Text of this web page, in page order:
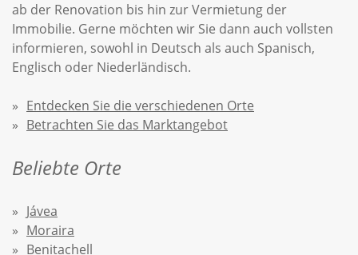
ab der Renovation bis hin zur Vermietung der
Immobilie. Gerne möchten wir Sie dann auch vollsten
informieren, sowohl in Deutsch als auch Spanisch,
Englisch oder Niederländisch.
Entdecken Sie die verschiedenen Orte
Betrachten Sie das Marktangebot
Beliebte Orte
Jávea
Moraira
Benitachell